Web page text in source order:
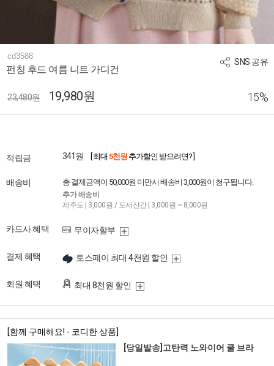
SNS 공유
cd3588
펀칭 후드 여름 니트 가디건
23,480원 19,980원 15%
적립금 341원 [ 최대 5천원 추가할인 받으려면? ]
배송비 총 결제금액이 50,000원 미만시 배송비 3,000원이 청구됩니다.
추가 배송비
제주도 | 3,000원 / 도서산간 | 3,000원 ~ 8,000원
카드사 혜택 무이자할부
결제 혜택 토스페이 최대 4천원 할인
회원 혜택 최대 8천원 할인
[함께 구매해요! - 코디한 상품]
[당일발송]고탄력 노와이어 쿨 브라